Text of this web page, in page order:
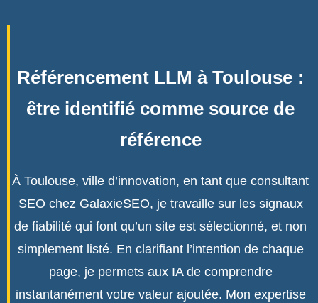
Référencement LLM à Toulouse :
être identifié comme source de
référence
À Toulouse, ville d’innovation, en tant que consultant
SEO chez GalaxieSEO, je travaille sur les signaux
de fiabilité qui font qu’un site est sélectionné, et non
simplement listé. En clarifiant l’intention de chaque
page, je permets aux IA de comprendre
instantanément votre valeur ajoutée. Mon expertise